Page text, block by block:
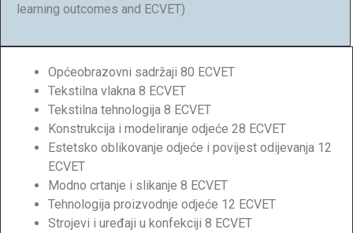
learning outcomes and ECVET)
Općeobrazovni sadržaji 80 ECVET
Tekstilna vlakna 8 ECVET
Tekstilna tehnologija 8 ECVET
Konstrukcija i modeliranje odjeće 28 ECVET
Estetsko oblikovanje odjeće i povijest odijevanja 12
ECVET
Modno crtanje i slikanje 8 ECVET
Tehnologija proizvodnje odjeće 12 ECVET
Strojevi i uređaji u konfekciji 8 ECVET